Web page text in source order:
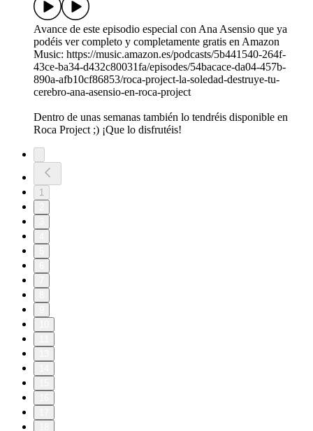
Avance de este episodio especial con Ana Asensio que ya
podéis ver completo y completamente gratis en Amazon
Music: https://music.amazon.es/podcasts/5b441540-264f-
43ce-ba34-d432c80031fa/episodes/54bacace-da04-457b-
890a-afb10cf86853/roca-project-la-soledad-destruye-tu-
cerebro-ana-asensio-en-roca-project
Dentro de unas semanas también lo tendréis disponible en
Roca Project ;) ¡Que lo disfrutéis!
1